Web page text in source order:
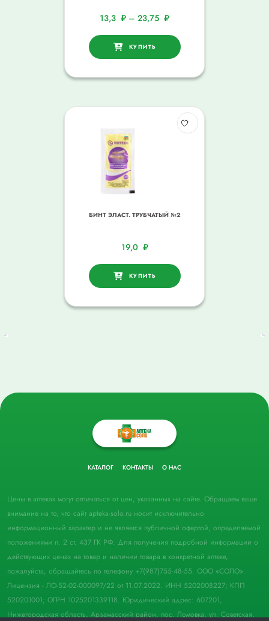
13,3 ₽ – 23,75 ₽
КУПИТЬ
БИНТ ЭЛАСТ. ТРУБЧАТЫЙ №2
19,0 ₽
КУПИТЬ
КАТАЛОГ КОНТАКТЫ О НАС
Цены в аптеках могут отличаться от цен, указанных на сайте. Обращаем ваше
внимание на то, что сайт apteka-solo.ru носит исключительно
информационный характер и не является публичной офертой, определяемой
положениями п. 2 ст. 437 ГК РФ. Для получения подробной информации о
действующих ценах на товар и наличии товара в конкретной аптеке,
пожалуйста, обращайтесь по телефону +7(987)755-48-55. ООО «СОЛО».
Лицензия - ЛО-52-02-000097/22 от 11.07.2022. ИНН 5202008227; КПП
520201001; ОГРН 1025201339118. Юридический адрес: 607201,
Нижегородская область, Арзамасский район, пос. Ломовка, ул. Советская,